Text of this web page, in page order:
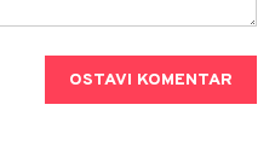
OSTAVI KOMENTAR